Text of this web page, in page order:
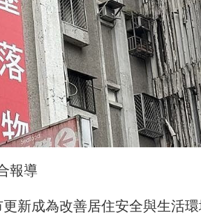
報導
新成為改善居住安全與生活